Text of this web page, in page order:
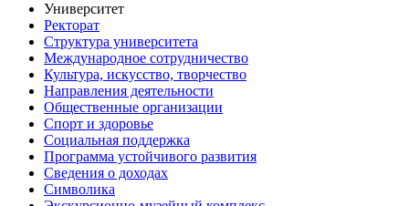
Университет
Ректорат
Структура университета
Международное сотрудничество
Культура, искусство, творчество
Направления деятельности
Общественные организации
Спорт и здоровье
Социальная поддержка
Программа устойчивого развития
Сведения о доходах
Символика